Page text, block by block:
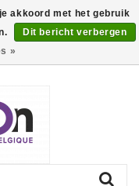
akkoord met het gebruik
Dit bericht verbergen
»